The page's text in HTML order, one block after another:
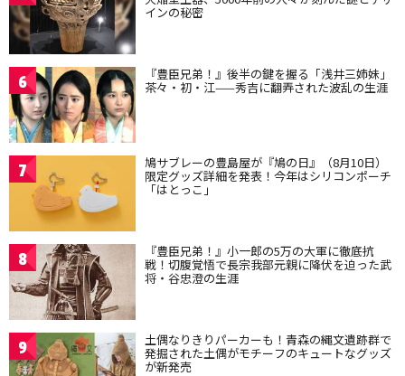
インの秘密
6 『豊臣兄弟！』後半の鍵を握る「浅井三姉妹」
茶々・初・江——秀吉に翻弄された波乱の生涯
7 鳩サブレーの豊島屋が『鳩の日』（8月10日）
限定グッズ詳細を発表！今年はシリコンポーチ
「はとっこ」
8 『豊臣兄弟！』小一郎の5万の大軍に徹底抗
戦！切腹覚悟で長宗我部元親に降伏を迫った武
将・谷忠澄の生涯
9 土偶なりきりパーカーも！青森の縄文遺跡群で
発掘された土偶がモチーフのキュートなグッズ
が新発売